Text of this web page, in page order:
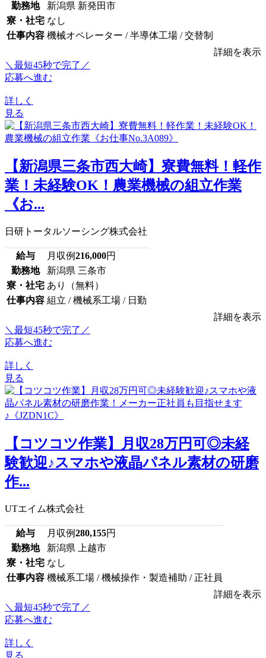
勤務地
新潟県 新発田市
寮・社宅 なし
仕事内容 機械オペレーター / 半導体工場 / 交替制
詳細を表示
＼最短45秒で完了／
応募へ進む
詳しく
見る
【新潟県三条市西大崎】寮費無料！軽作
業！未経験OK！農業機械の組立作業
《お...
日研トータルソーシング株式会社
給与 月収例216,000円
勤務地
新潟県 三条市
寮・社宅 あり（無料）
仕事内容 組立 / 機械系工場 / 日勤
詳細を表示
＼最短45秒で完了／
応募へ進む
詳しく
見る
【コツコツ作業】月収28万円可◎未経
験歓迎♪スマホや液晶パネル素材の研磨
作...
UTエイム株式会社
給与 月収例280,155円
勤務地
新潟県 上越市
寮・社宅 なし
仕事内容 機械系工場 / 機械操作・製造補助 / 正社員
詳細を表示
＼最短45秒で完了／
応募へ進む
詳しく
見る